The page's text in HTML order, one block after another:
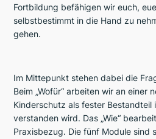
Fortbildung befähigen wir euch,
selbstbestimmt in die Hand zu
gehen.
Im Mittepunkt stehen dabei die
Beim „Wofür“ arbeiten wir an einer
Kinderschutz als fester Bestandteil
verstanden wird. Das „Wie“
Praxisbezug. Die fünf Module sind